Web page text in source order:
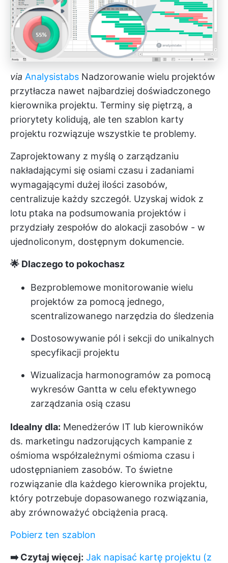
via Analysistabs Nadzorowanie wielu projektów
przytłacza nawet najbardziej doświadczonego
kierownika projektu. Terminy się piętrzą, a
priorytety kolidują, ale ten szablon karty
projektu rozwiązuje wszystkie te problemy.
Zaprojektowany z myślą o zarządzaniu
nakładającymi się osiami czasu i zadaniami
wymagającymi dużej ilości zasobów,
centralizuje każdy szczegół. Uzyskaj widok z
lotu ptaka na podsumowania projektów i
przydziały zespołów do alokacji zasobów - w
ujednoliconym, dostępnym dokumencie.
🌟 Dlaczego to pokochasz
Bezproblemowe monitorowanie wielu
projektów za pomocą jednego,
scentralizowanego narzędzia do śledzenia
Dostosowywanie pól i sekcji do unikalnych
specyfikacji projektu
Wizualizacja harmonogramów za pomocą
wykresów Gantta w celu efektywnego
zarządzania osią czasu
Idealny dla: Menedżerów IT lub kierowników
ds. marketingu nadzorujących kampanie z
ośmioma współzależnymi ośmioma czasu i
udostępnianiem zasobów. To świetne
rozwiązanie dla każdego kierownika projektu,
który potrzebuje dopasowanego rozwiązania,
aby zrównoważyć obciążenia pracą.
Pobierz ten szablon
➡️ Czytaj więcej: Jak napisać kartę projektu (z